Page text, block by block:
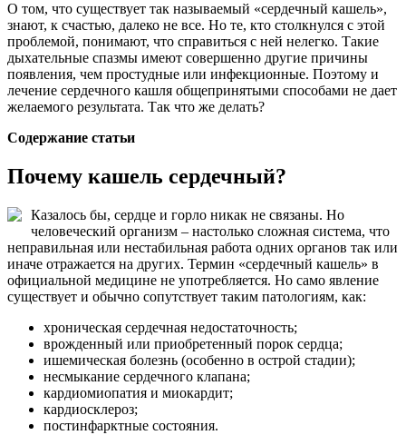
О том, что существует так называемый «сердечный кашель»,
знают, к счастью, далеко не все. Но те, кто столкнулся с этой
проблемой, понимают, что справиться с ней нелегко. Такие
дыхательные спазмы имеют совершенно другие причины
появления, чем простудные или инфекционные. Поэтому и
лечение сердечного кашля общепринятыми способами не дает
желаемого результата. Так что же делать?
Содержание статьи
Почему кашель сердечный?
Казалось бы, сердце и горло никак не связаны. Но
человеческий организм – настолько сложная система, что
неправильная или нестабильная работа одних органов так или
иначе отражается на других. Термин «сердечный кашель» в
официальной медицине не употребляется. Но само явление
существует и обычно сопутствует таким патологиям, как:
хроническая сердечная недостаточность;
врожденный или приобретенный порок сердца;
ишемическая болезнь (особенно в острой стадии);
несмыкание сердечного клапана;
кардиомиопатия и миокардит;
кардиосклероз;
постинфарктные состояния.